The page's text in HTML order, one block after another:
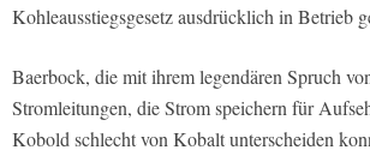
Kohleausstiegsgesetz ausdrücklich in Betrieb
Baerbock, die mit ihrem legendären Spruch
Stromleitungen, die Strom speichern für
Kobold schlecht von Kobalt unterscheiden